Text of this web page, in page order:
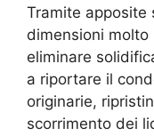
Tramite apposite
dimensioni
eliminare
a riportare il
originarie,
scorrimento dei